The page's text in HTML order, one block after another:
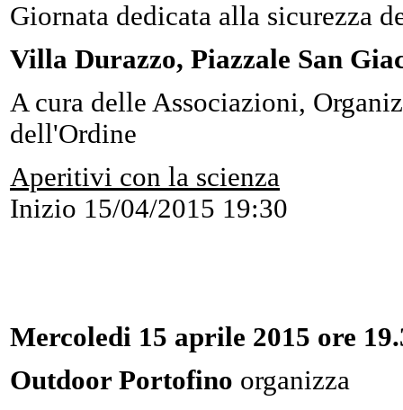
Giornata dedicata alla sicurezza
Villa Durazzo, Piazzale San
A cura delle Associazioni,
dell'Ordine
Aperitivi con la scienza
Inizio 15/04/2015 19:30
Mercoledi 15 aprile 2015 ore
Outdoor Portofino organizza